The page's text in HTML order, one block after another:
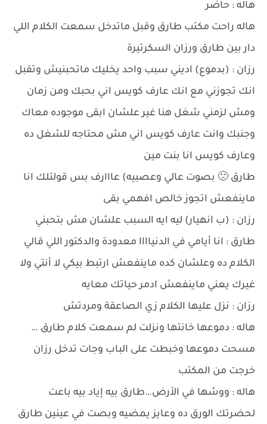
هاله : حاضر
هاله راحت مكتب طارق وقبل ماتدخل سمعت الكلام اللي
دار بين طارق ورزان السكرتيرة
رزان : (بدموع) اديني سبب واحد يخليك ماتحبنيش وتقبل
انك تجوزني مع انك عارف كويس اني بحبك ومن زمان
ومش لزمني شغل هنا غير علشان ابقى موجوده معاك
وجنبك وانت عارف كويس اني مش محتاجه للشغل ده
وعارف كويس انا بنت مين
طارق 🙁 بصوت عالي وعصبيه) عااارف بس قولتلك انا
ماينفعش اتجوز خالص افهمي بقى
رزان : (ب انهيار) ليه ايه السبب علشان مش بتحبني
طارق : انا أيامي في الدنياااا معدودة والدكتور اللي قالي
الكلام ده وعلشان كده ماينفعش ارتبط بيكي لا أنتي ولا
غيرك يعني ماينفعش ادمر حياتك معايه
رزان : نزل عليها الكلام زي الصاعقة ومردتش
هاله : دموعها خانتها ونزلت لم سمعت كلام طارق …
مسحت دموعها وخبطت على الباب وجات تدخل رزان
خرجت من المكتب
هاله : ووشها في الأرض…طارق بيه إياد بيه باعت
لحضرتك الورق ده وعايز يمضيه وبصت في عينين طارق